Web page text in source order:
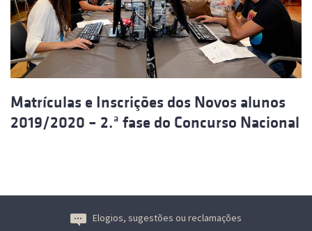
Matrículas e Inscrições dos Novos alunos
2019/2020 – 2.ª fase do Concurso Nacional
Elogios, sugestões ou reclamações